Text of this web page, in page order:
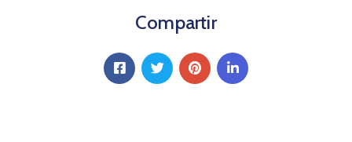
Compartir